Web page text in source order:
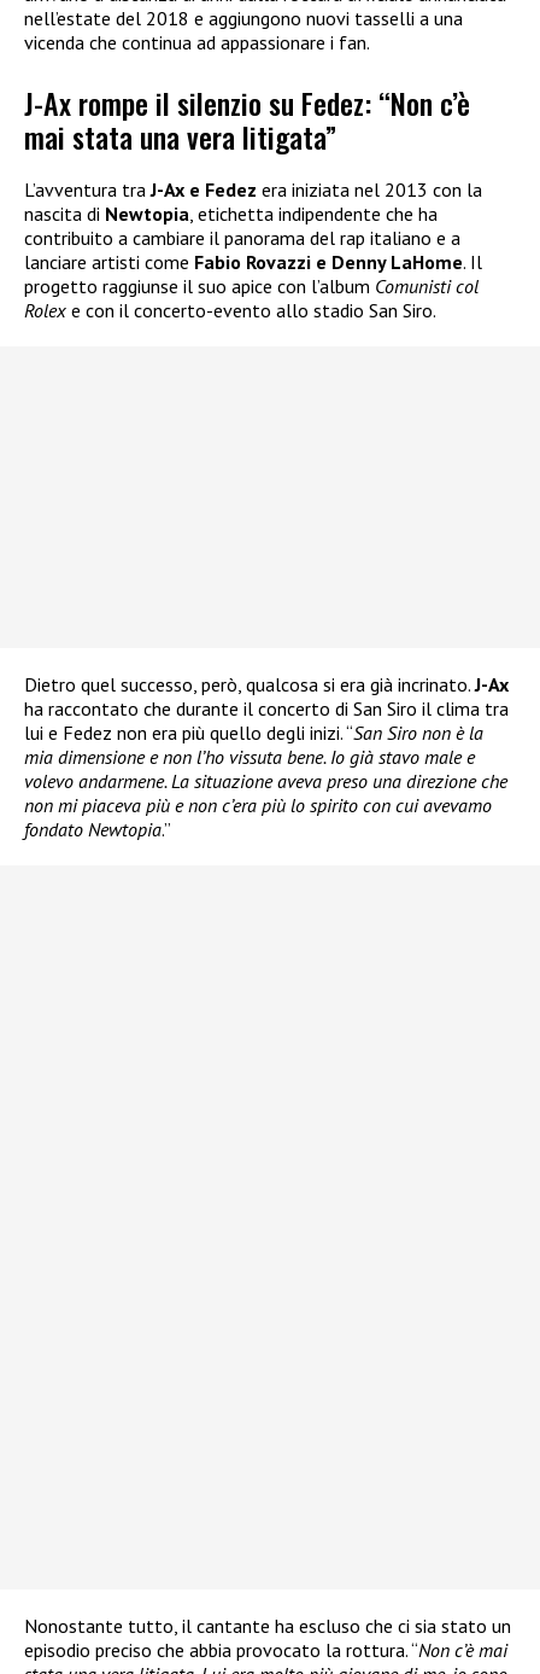
nell’estate del 2018 e aggiungono nuovi tasselli a una
vicenda che continua ad appassionare i fan.
J-Ax rompe il silenzio su Fedez: “Non c’è
mai stata una vera litigata”
L’avventura traJ-Ax e Fedez era iniziata nel 2013 con la
nascita di Newtopia, etichetta indipendente che ha
contribuito a cambiare il panorama del rap italiano e a
lanciare artisti come Fabio Rovazzi e Denny LaHome. Il
progetto raggiunse il suo apice con l’album Comunisti col
Rolex e con il concerto-evento allo stadio San Siro.
Dietro quel successo, però, qualcosa si era già incrinato.J-Ax
ha raccontato che durante il concerto di San Siro il clima tra
lui e Fedez non era più quello degli inizi. “San Siro non è la
mia dimensione e non l’ho vissuta bene. Io già stavo male e
volevo andarmene. La situazione aveva preso una direzione che
non mi piaceva più e non c’era più lo spirito con cui avevamo
fondato Newtopia.”
Nonostante tutto, il cantante ha escluso che ci sia stato un
episodio preciso che abbia provocato la rottura. “Non c’è mai